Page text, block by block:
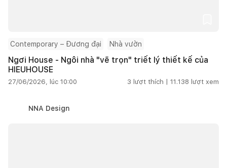
Contemporary – Đương đại Nhà vườn
Ngơi House - Ngôi nhà "vẽ trọn" triết lý thiết kế của
HIEUHOUSE
27/06/2026, lúc 10:00 3 lượt thích | 11.138 lượt xem
NNA Design